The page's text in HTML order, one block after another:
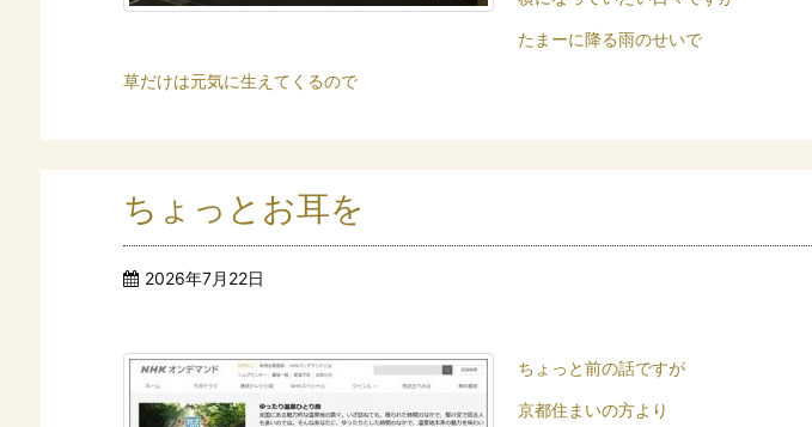
たまーに降る雨のせいで
草だけは元気に生えてくるので
ちょっとお耳を
2026年7月22日
ちょっと前の話ですが
京都住まいの方より